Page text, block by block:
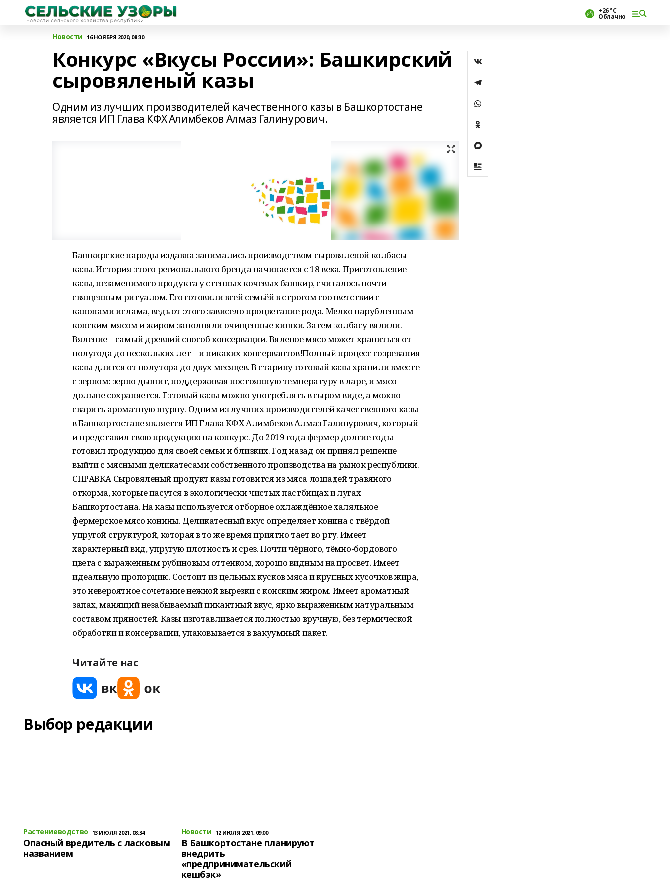
+26 °С
Облачно
Новости 16 НОЯБРЯ 2020, 08:30
Конкурс «Вкусы России»: Башкирский
сыровяленый казы
Одним из лучших производителей качественного казы в Башкортостане
является ИП Глава КФХ Алимбеков Алмаз Галинурович.
Башкирские народы издавна занимались производством сыровяленой колбасы –
казы. История этого регионального бренда начинается с 18 века. Приготовление
казы, незаменимого продукта у степных кочевых башкир, считалось почти
священным ритуалом. Его готовили всей семьёй в строгом соответствии с
канонами ислама, ведь от этого зависело процветание рода. Мелко нарубленным
конским мясом и жиром заполняли очищенные кишки. Затем колбасу вялили.
Вяление – самый древний способ консервации. Вяленое мясо может храниться от
полугода до нескольких лет – и никаких консервантов!Полный процесс созревания
казы длится от полутора до двух месяцев. В старину готовый казы хранили вместе
с зерном: зерно дышит, поддерживая постоянную температуру в ларе, и мясо
дольше сохраняется. Готовый казы можно употреблять в сыром виде, а можно
сварить ароматную шурпу. Одним из лучших производителей качественного казы
в Башкортостане является ИП Глава КФХ Алимбеков Алмаз Галинурович, который
и представил свою продукцию на конкурс. До 2019 года фермер долгие годы
готовил продукцию для своей семьи и близких. Год назад он принял решение
выйти с мясными деликатесами собственного производства на рынок республики.
СПРАВКА Сыровяленый продукт казы готовится из мяса лошадей травяного
откорма, которые пасутся в экологически чистых пастбищах и лугах
Башкортостана. На казы используется отборное охлаждённое халяльное
фермерское мясо конины. Деликатесный вкус определяет конина с твёрдой
упругой структурой, которая в то же время приятно тает во рту. Имеет
характерный вид, упругую плотность и срез. Почти чёрного, тёмно-бордового
цвета с выраженным рубиновым оттенком, хорошо видным на просвет. Имеет
идеальную пропорцию. Состоит из цельных кусков мяса и крупных кусочков жира,
это невероятное сочетание нежной вырезки с конским жиром. Имеет ароматный
запах, манящий незабываемый пикантный вкус, ярко выраженным натуральным
составом пряностей. Казы изготавливается полностью вручную, без термической
обработки и консервации, упаковывается в вакуумный пакет.
Читайте нас
Выбор редакции
Растениеводство 13 ИЮЛЯ 2021, 08:34
Опасный вредитель с ласковым
названием
Новости 12 ИЮЛЯ 2021, 09:00
В Башкортостане планируют
внедрить
«предпринимательский
кешбэк»